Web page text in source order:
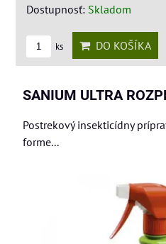
Dostupnosť: Skladom
ks DO KOŠÍKA
SANIUM ULTRA
Postrekový insekticídny
forme...